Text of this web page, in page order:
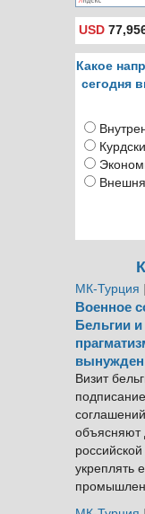
USD
Какое
сегодня
МК-Турция
Военное
Бельгии
Визит
объясняют
укреплять